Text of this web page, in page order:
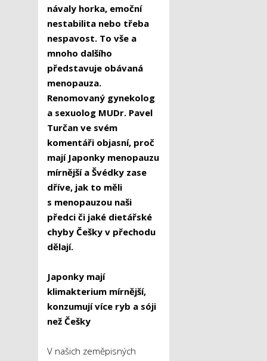
návaly horka, emoční
nestabilita nebo třeba
nespavost. To vše a
mnoho dalšího
představuje obávaná
menopauza.
Renomovaný gynekolog
a sexuolog MUDr. Pavel
Turčan ve svém
komentáři objasní, proč
mají Japonky menopauzu
mírnější a Švédky zase
dříve, jak to měli
s menopauzou naši
předci či jaké dietářské
chyby Češky v přechodu
dělají.
Japonky mají
klimakterium mírnější,
konzumují více ryb a sóji
než Češky
V našich zeměpisných